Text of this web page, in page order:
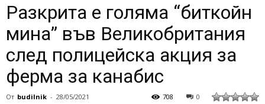
Разкрита е голяма “биткойн
мина” във Великобритания
след полицейска акция за
ферма за канабис
От budilnik - 28/05/2021 0
708